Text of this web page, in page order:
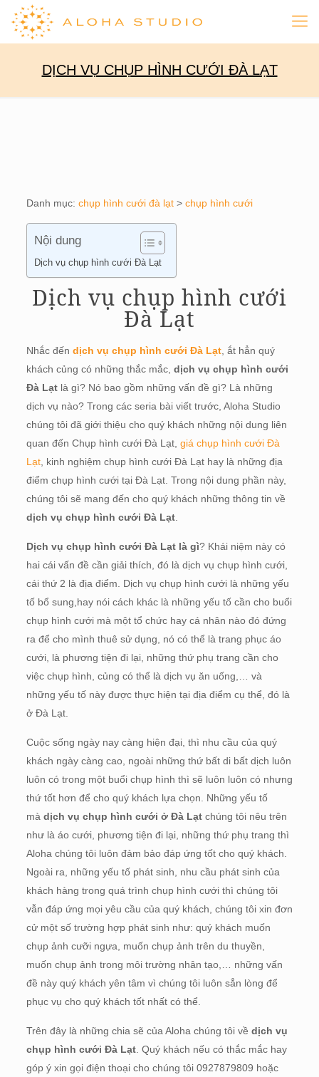
DỊCH VỤ CHỤP HÌNH CƯỚI ĐÀ LẠT
Danh mục: chụp hình cưới đà lạt> chụp hình cưới
Nội dung
Dịch vụ chụp hình cưới Đà Lạt
Dịch vụ chụp hình cưới
Đà Lạt
Nhắc đến dịch vụ chụp hình cưới Đà Lạt, ắt hẳn quý
khách củng có những thắc mắc, dịch vụ chụp hình cưới
Đà Lạtlà gì? Nó bao gồm những vấn đề gì? Là những
dịch vụ nào? Trong các seria bài viết trước, Aloha Studio
chúng tôi đã giới thiệu cho quý khách những nội dung liên
quan đến Chụp hình cưới Đà Lạt, giá chụp hình cưới Đà
Lạt, kinh nghiệm chụp hình cưới Đà Lạt hay là những địa
điểm chụp hình cưới tại Đà Lạt. Trong nội dung phần này,
chúng tôi sẽ mang đến cho quý khách những thông tin về
dịch vụ chụp hình cưới Đà Lạt.
Dịch vụ chụp hình cưới Đà Lạt là gì? Khái niệm này có
hai cái vấn đề cần giải thích, đó là dịch vụ chụp hình cưới,
cái thứ 2 là địa điểm. Dịch vụ chụp hình cưới là những yếu
tố bổ sung,hay nói cách khác là những yếu tố cần cho buổi
chụp hình cưới mà một tổ chức hay cá nhân nào đó đứng
ra để cho mình thuê sử dụng, nó có thể là trang phục áo
cưới, là phương tiện đi lại, những thứ phụ trang cần cho
việc chụp hình, củng có thể là dịch vụ ăn uống,… và
những yếu tố này được thực hiện tại địa điểm cụ thể, đó là
ở Đà Lạt.
Cuộc sống ngày nay càng hiện đại, thì nhu cầu của quý
khách ngày càng cao, ngoài những thứ bất di bất dịch luôn
luôn có trong một buổi chụp hình thì sẽ luôn luôn có nhưng
thứ tốt hơn để cho quý khách lựa chọn. Những yếu tố
mà dịch vụ chụp hình cưới ở Đà Lạtchúng tôi nêu trên
như là áo cưới, phương tiện đi lại, những thứ phụ trang thì
Aloha chúng tôi luôn đảm bảo đáp ứng tốt cho quý khách.
Ngoài ra, những yếu tố phát sinh, nhu cầu phát sinh của
khách hàng trong quá trình chụp hình cưới thì chúng tôi
vẫn đáp ứng mọi yêu cầu của quý khách, chúng tôi xin đơn
cử một số trường hợp phát sinh như: quý khách muốn
chụp ảnh cưỡi ngựa, muốn chụp ảnh trên du thuyền,
muốn chụp ảnh trong môi trường nhân tạo,… những vấn
đề này quý khách yên tâm vì chúng tôi luôn sẳn lòng để
phục vụ cho quý khách tốt nhất có thể.
Trên đây là những chia sẽ của Aloha chúng tôi về dịch vụ
chụp hình cưới Đà Lạt. Quý khách nếu có thắc mắc hay
góp ý xin gọi điện thoại cho chúng tôi 0927879809 hoặc